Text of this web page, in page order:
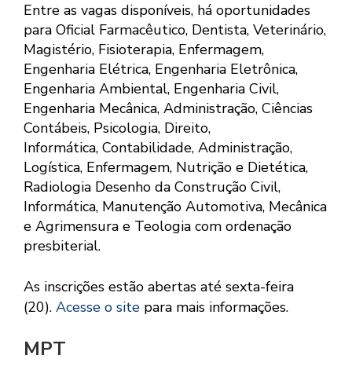
Entre as vagas disponíveis, há oportunidades
para Oficial Farmacêutico, Dentista, Veterinário,
Magistério, Fisioterapia, Enfermagem,
Engenharia Elétrica, Engenharia Eletrônica,
Engenharia Ambiental, Engenharia Civil,
Engenharia Mecânica, Administração, Ciências
Contábeis, Psicologia, Direito,
Informática, Contabilidade, Administração,
Logística, Enfermagem, Nutrição e Dietética,
Radiologia Desenho da Construção Civil,
Informática, Manutenção Automotiva, Mecânica
e Agrimensura e Teologia com ordenação
presbiterial.
As inscrições estão abertas até sexta-feira
(20). Acesse o site para mais informações.
MPT